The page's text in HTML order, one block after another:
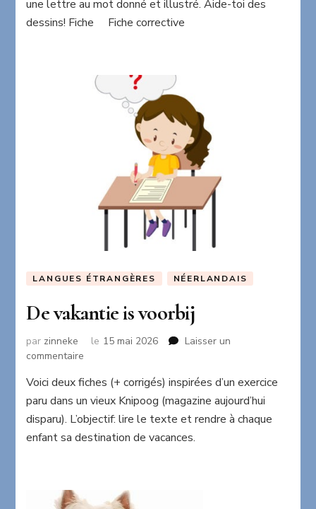
une lettre au mot donné et illustré. Aide-toi des
dessins! Fiche Fiche corrective
LANGUES ÉTRANGÈRES NÉERLANDAIS
De vakantie is voorbij
par zinneke le 15 mai 2026
Laisser un
commentaire
vakantie
is
voorbij
Voici deux fiches (+ corrigés) inspirées d’un exercice
paru dans un vieux Knipoog (magazine aujourd’hui
disparu). L’objectif: lire le texte et rendre à chaque
enfant sa destination de vacances.